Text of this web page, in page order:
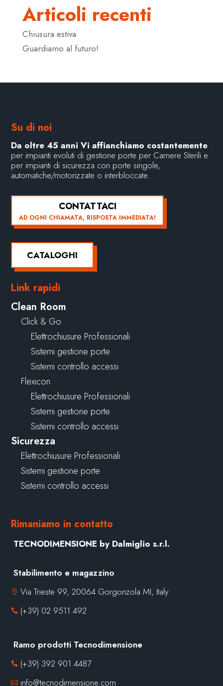
Articoli recenti
Chiusura estiva
Guardiamo al futuro!
Su di noi
Da oltre 45 anni Vi affianchiamo costantemente
per impianti evoluti di gestione porte per Camere Sterili e
per impianti di sicurezza con porte singole,
automatiche/motorizzate o interbloccate.
CONTATTACI
AD OGNI CHIAMATA, RISPOSTA IMMEDIATA!
CATALOGHI
Link rapidi
Clean Room
Click & Go
Elettrochiusure Professionali
Sistemi gestione porte
Sistemi controllo accessi
Flexicon
Elettrochiusure Professionali
Sistemi gestione porte
Sistemi controllo accessi
Sicurezza
Elettrochiusure Professionali
Sistemi gestione porte
Sistemi controllo accessi
Rimaniamo in contatto
TECNODIMENSIONE by Dalmiglio s.r.l.
Stabilimento e magazzino
 Via Trieste 99, 20064 Gorgonzola MI, Italy
 (+39) 02 9511 492
Ramo prodotti Tecnodimensione
 (+39) 392 901 4487
 info@tecnodimensione.com